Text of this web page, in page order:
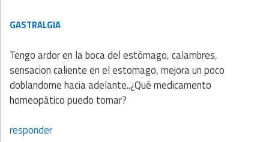
GASTRALGIA
Tengo ardor en la boca del estómago, calambres,
sensacion caliente en el estomago, mejora un poco
doblandome hacia adelante..¿Qué medicamento
homeopático puedo tomar?
responder